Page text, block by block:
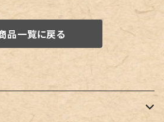
品一覧に戻る